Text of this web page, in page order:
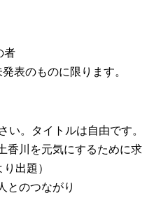
者
表のものに限ります。
い。タイトルは自由です。
香川を元気にするために求
出題）
とのつながり